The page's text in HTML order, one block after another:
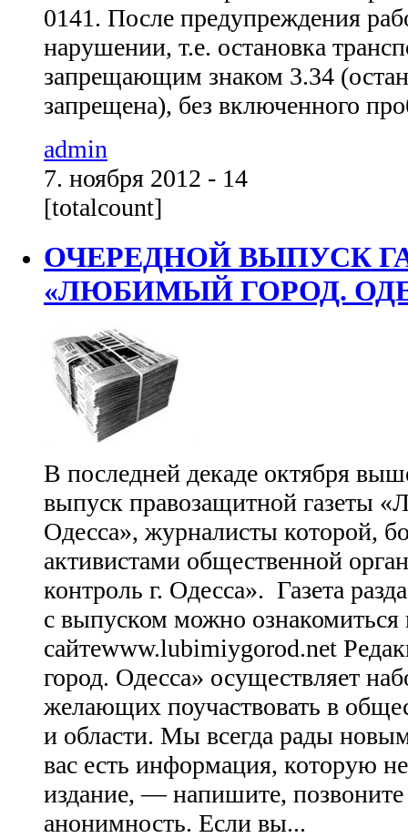
0141. После предупреждения
нарушении, т.е. остановка
запрещающим знаком 3.34
запрещена), без включенного
admin
7. ноября 2012 - 14
[totalcount]
ОЧЕРЕДНОЙ ВЫПУСК
«ЛЮБИМЫЙ ГОРОД.
В последней декаде октября
выпуск правозащитной газеты
Одесса», журналисты которой,
активистами общественной
контроль г. Одесса». Газета
с выпуском можно ознакомиться
сайтеwww.lubimiygorod.net
город. Одесса» осуществляет
желающих поучаствовать в
и области. Мы всегда рады
вас есть информация, которую
издание, — напишите,
анонимность. Если вы...